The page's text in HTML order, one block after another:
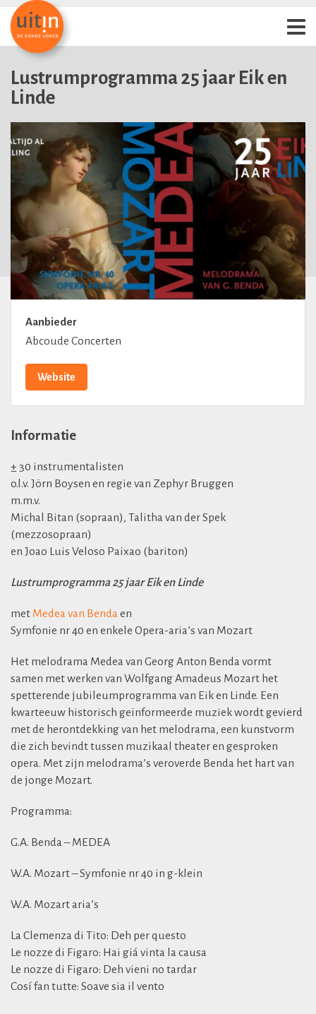
Lustrumprogramma 25 jaar Eik en
Linde
Aanbieder
Abcoude Concerten
Website
Informatie
± 30 instrumentalisten
o.l.v. Jörn Boysen en regie van Zephyr Bruggen
m.m.v.
Michal Bitan (sopraan), Talitha van der Spek
(mezzosopraan)
en Joao Luis Veloso Paixao (bariton)
Lustrumprogramma 25 jaar Eik en Linde
met Medea van Benda en
Symfonie nr 40 en enkele Opera-aria’s van Mozart
Het melodrama Medea van Georg Anton Benda vormt
samen met werken van Wolfgang Amadeus Mozart het
spetterende jubileumprogramma van Eik en Linde. Een
kwarteeuw historisch geïnformeerde muziek wordt gevierd
met de herontdekking van het melodrama, een kunstvorm
die zich bevindt tussen muzikaal theater en gesproken
opera. Met zijn melodrama’s veroverde Benda het hart van
de jonge Mozart.
Programma:
G.A. Benda – MEDEA
W.A. Mozart – Symfonie nr 40 in g-klein
W.A. Mozart aria’s
La Clemenza di Tito: Deh per questo
Le nozze di Figaro: Hai giá vinta la causa
Le nozze di Figaro: Deh vieni no tardar
Cosí fan tutte: Soave sia il vento